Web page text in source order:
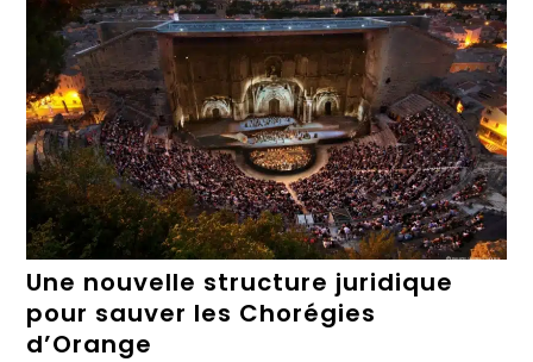
Une nouvelle structure juridique
pour sauver les Chorégies
d’Orange